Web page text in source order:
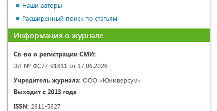
Наши авторы
Расширенный поиск по статьям
Информация о журнале
Св-во о регистрации СМИ:
ЭЛ № ФС77-91811 от 17.06.2026
Учредитель журнала: ООО «Юниверсум»
Выходит с 2013 года
ISSN: 2311-5327